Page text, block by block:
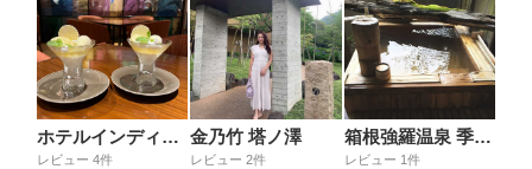
ホテルインディゴ箱根強羅
レビュー 4件
金乃竹 塔ノ澤
レビュー 2件
箱根強羅温泉 季の湯 雪月花
レビュー 1件